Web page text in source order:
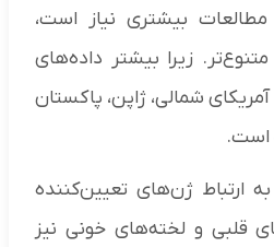
مطالعات بیشتری نیاز است،
زیرا بیشتر داده‌های
آمریکای شمالی، ژاپن، پاکستان
است.
ارتباط ژن‌های تعیین‌کننده
قلبی و لخته‌های خونی نیز